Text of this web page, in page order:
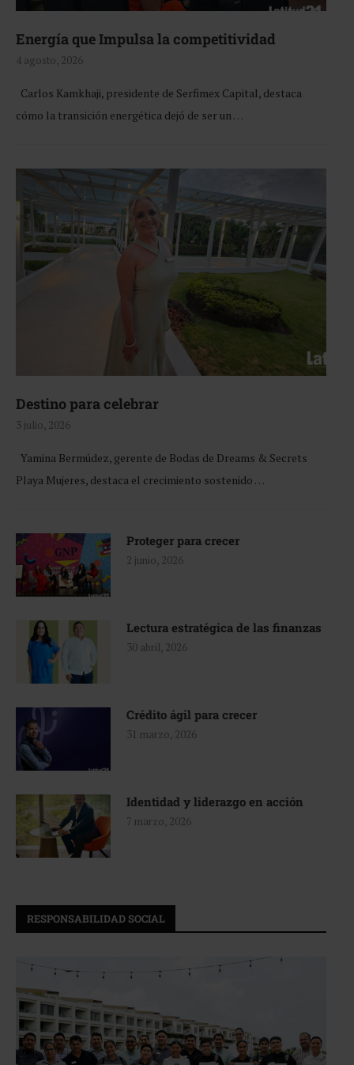
Energía que Impulsa la competitividad
4 agosto, 2026
Carlos Kamkhaji, presidente de Serfimex Capital, destaca
cómo la transición energética dejó de ser un …
Destino para celebrar
3 julio, 2026
Yamina Bermúdez, gerente de Bodas de Dreams & Secrets
Playa Mujeres, destaca el crecimiento sostenido …
Proteger para crecer
2 junio, 2026
Lectura estratégica de las finanzas
30 abril, 2026
Crédito ágil para crecer
31 marzo, 2026
Identidad y liderazgo en acción
7 marzo, 2026
RESPONSABILIDAD SOCIAL